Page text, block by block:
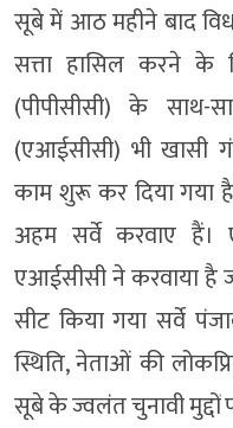
सूबे में आठ महीने बाद
सत्ता हासिल करने के
(पीपीसीसी) के
(एआईसीसी) भी खासी
काम शुरू कर दिया गया
अहम सर्वे करवाए हैं।
एआईसीसी ने करवाया है
सीट किया गया सर्वे
स्थिति, नेताओं की
सूबे के ज्वलंत चुनावी मुद्दों